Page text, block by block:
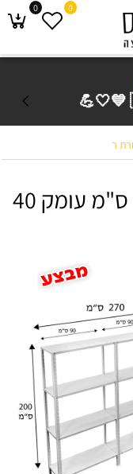
0 0
ר
מדפים צורת ר' 270/250 ס"מ עומק 40